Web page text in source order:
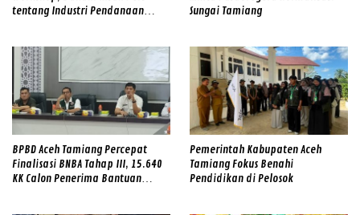
tentang Industri Pendanaan
Sungai Tamiang
BPBD Aceh Tamiang Percepat
Finalisasi BNBA Tahap III, 15.640
KK Calon Penerima Bantuan
Pemerintah Kabupaten Aceh
Tamiang Fokus Benahi
Pendidikan di Pelosok